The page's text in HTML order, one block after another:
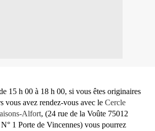
15 h 00 à 18 h 00, si vous êtes originaires
vous avez rendez-vous avec le Cercle
Alfort, (24 rue de la Voûte 75012
1 Porte de Vincennes) vous pourrez